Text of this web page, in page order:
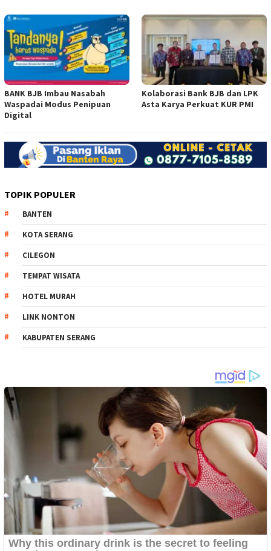
BANK BJB Imbau Nasabah
Waspadai Modus Penipuan
Digital
Kolaborasi Bank BJB dan LPK
Asta Karya Perkuat KUR PMI
TOPIK POPULER
BANTEN
KOTA SERANG
CILEGON
TEMPAT WISATA
HOTEL MURAH
LINK NONTON
KABUPATEN SERANG